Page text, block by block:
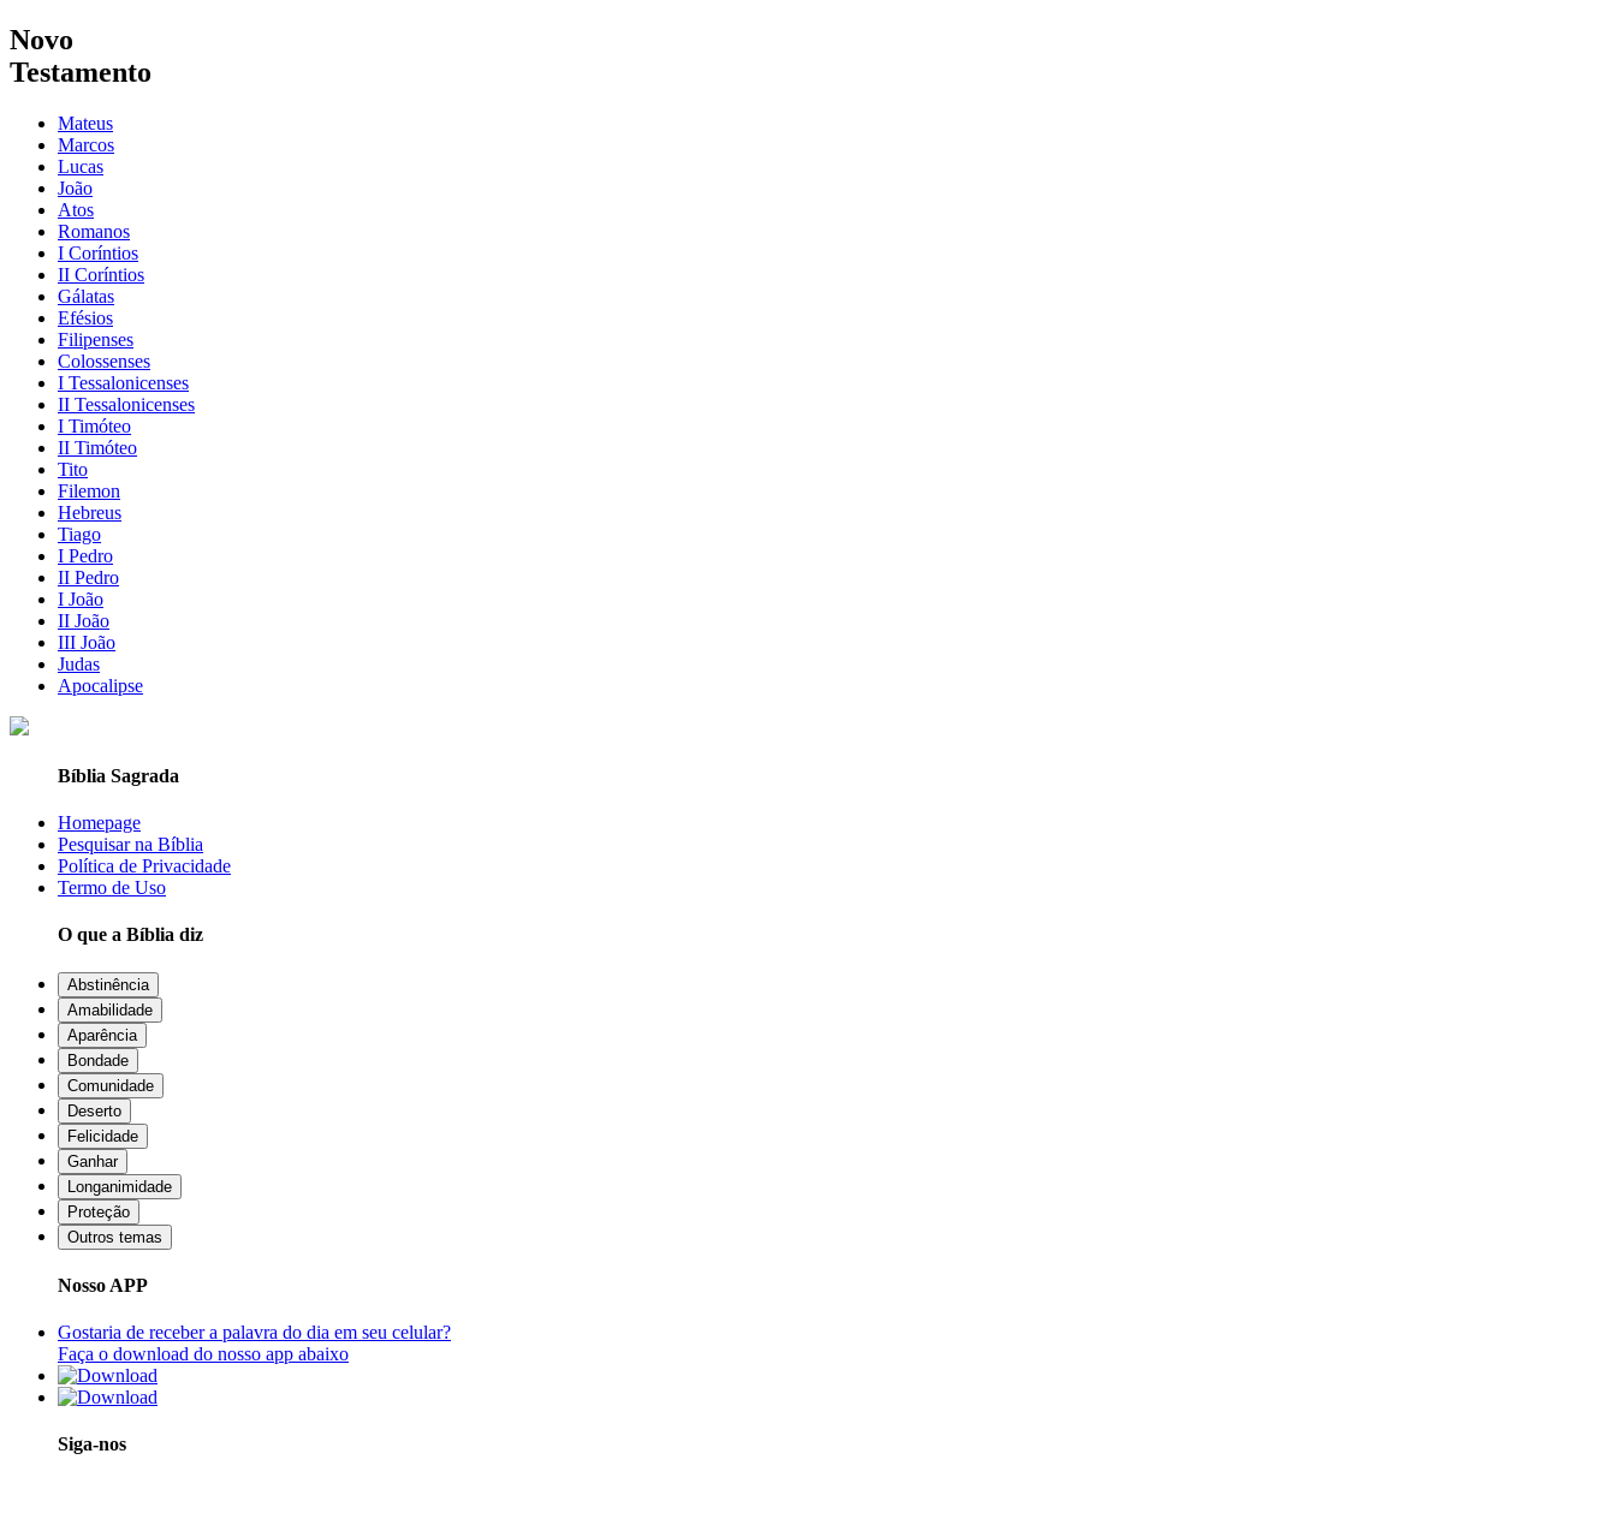
Novo
Testamento
Mateus
Marcos
Lucas
João
Atos
Romanos
I Coríntios
II Coríntios
Gálatas
Efésios
Filipenses
Colossenses
I Tessalonicenses
II Tessalonicenses
I Timóteo
II Timóteo
Tito
Filemon
Hebreus
Tiago
I Pedro
II Pedro
I João
II João
III João
Judas
Apocalipse
Bíblia Sagrada
Homepage
Pesquisar na Bíblia
Política de Privacidade
Termo de Uso
O que a Bíblia diz
Abstinência
Amabilidade
Aparência
Bondade
Comunidade
Deserto
Felicidade
Ganhar
Longanimidade
Proteção
Outros temas
Nosso APP
Gostaria de receber a palavra do dia em seu celular?
Faça o download do nosso app abaixo
Siga-nos